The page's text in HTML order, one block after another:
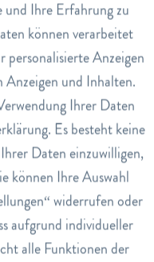
Wasser auf
ziehen.
Inaktiv
Inaktiv
Inaktiv
und Ihre Erfahrung zu
können verarbeitet
personalisierte Anzeigen
Anzeigen und Inhalten.
Ihrer Daten
Es besteht keine
Daten einzuwilligen,
können Ihre Auswahl
widerrufen oder
aufgrund individueller
alle Funktionen der